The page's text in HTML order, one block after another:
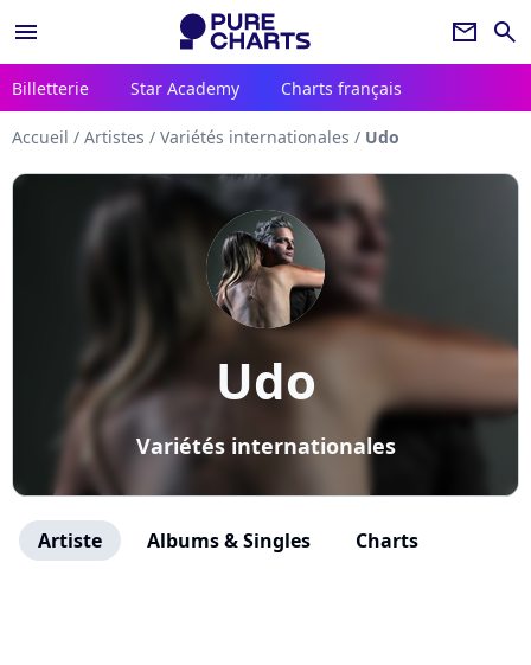
menu newsletter search
Billetterie Star Academy Charts français
Accueil / Artistes / Variétés internationales / Udo
Udo
Variétés internationales
Artiste Albums & Singles Charts